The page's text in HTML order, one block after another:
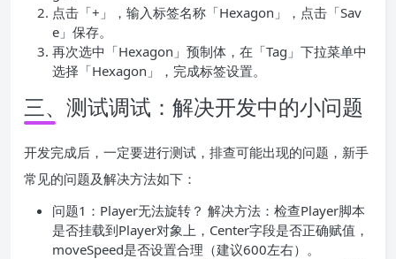
点击「+」，输入标签名称「Hexagon」，点击「Sav
e」保存。
再次选中「Hexagon」预制体，在「Tag」下拉菜单中
选择「Hexagon」，完成标签设置。
三、测试调试：解决开发中的小问题
开发完成后，一定要进行测试，排查可能出现的问题，新手
常见的问题及解决方法如下：
问题1：Player无法旋转？ 解决方法：检查Player脚本
是否挂载到Player对象上，Center字段是否正确赋值，
moveSpeed是否设置合理（建议600左右）。